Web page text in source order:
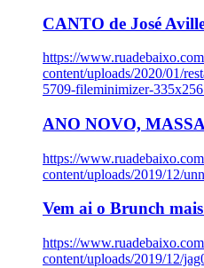
CANTO de José
https://
content/uploads/2020/01/
5709-fileminimizer-
ANO NOVO,
https://
content/uploads/2019/12/
Vem ai o Brunch
https://
content/uploads/2019/12/